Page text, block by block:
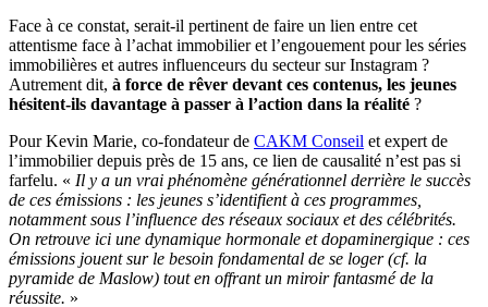
Face à ce constat, serait-il pertinent de faire un lien entre cet
attentisme face à l’achat immobilier et l’engouement pour les séries
immobilières et autres influenceurs du secteur sur Instagram ?
Autrement dit, à force de rêver devant ces contenus, les jeunes
hésitent-ils davantage à passer à l’action dans la réalité ?
Pour Kevin Marie, co-fondateur de CAKM Conseil et expert de
l’immobilier depuis près de 15 ans, ce lien de causalité n’est pas si
farfelu. « Il y a un vrai phénomène générationnel derrière le succès
de ces émissions : les jeunes s’identifient à ces programmes,
notamment sous l’influence des réseaux sociaux et des célébrités.
On retrouve ici une dynamique hormonale et dopaminergique : ces
émissions jouent sur le besoin fondamental de se loger (cf. la
pyramide de Maslow) tout en offrant un miroir fantasmé de la
réussite. »